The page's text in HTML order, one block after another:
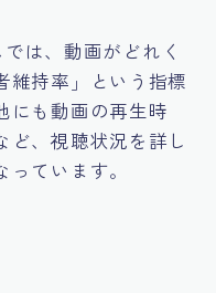
は、動画がどれく
維持率」という指標
にも動画の再生時
ど、視聴状況を詳し
ています。